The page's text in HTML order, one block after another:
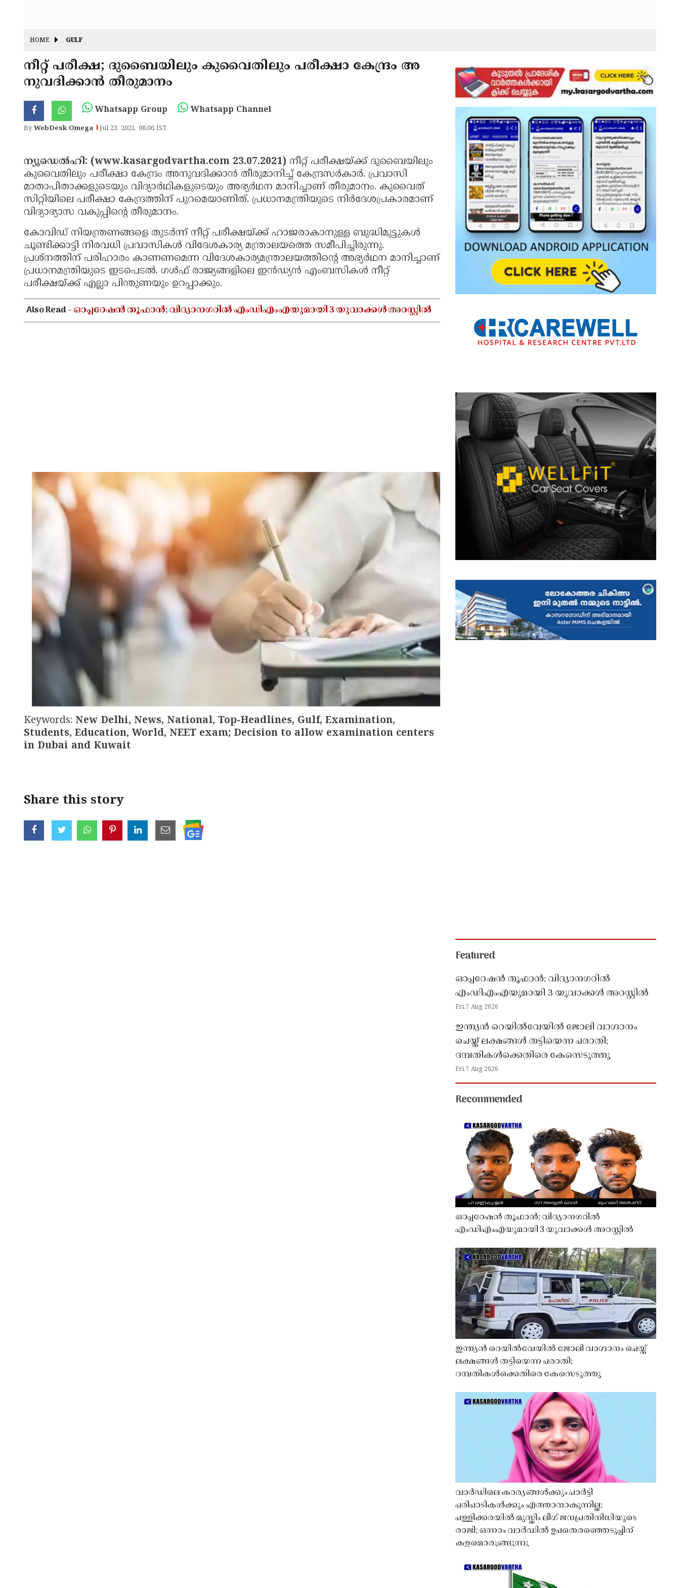
HOME GULF
നീറ്റ് പരീക്ഷ; ദുബൈയിലും കുവൈതിലും പരീക്ഷാ കേന്ദ്രം അ
നുവദിക്കാന്‍ തീരുമാനം
Whatsapp Group Whatsapp Channel
ByWebDesk Omega Jul 23, 2021, 08:06 IST
ന്യൂഡെല്‍ഹി: (www.kasargodvartha.com 23.07.2021) നീറ്റ് പരീക്ഷയ്ക്ക് ദുബൈയിലും
കുവൈതിലും പരീക്ഷാ കേന്ദ്രം അനുവദിക്കാന്‍ തീരുമാനിച്ച് കേന്ദ്രസര്‍കാര്‍. പ്രവാസി
മാതാപിതാക്കളുടെയും വിദ്യാര്‍ഥികളുടെയും അഭ്യര്‍ഥന മാനിച്ചാണ് തീരുമാനം. കുവൈത്
സിറ്റിയിലെ പരീക്ഷാ കേന്ദ്രത്തിന് പുറമെയാണിത്. പ്രധാനമന്ത്രിയുടെ നിര്‍ദേശപ്രകാരമാണ്
വിദ്യാഭ്യാസ വകുപ്പിന്റെ തീരുമാനം.
കോവിഡ് നിയന്ത്രണങ്ങളെ തുടര്‍ന്ന് നീറ്റ് പരീക്ഷയ്ക്ക് ഹാജരാകാനുള്ള ബുദ്ധിമുട്ടുകള്‍
ചൂണ്ടിക്കാട്ടി നിരവധി പ്രവാസികള്‍ വിദേശകാര്യ മന്ത്രാലയത്തെ സമീപിച്ചിരുന്നു.
പ്രശ്‌നത്തിന് പരിഹാരം കാണണമെന്ന വിദേശകാര്യമന്ത്രാലയത്തിന്റെ അഭ്യര്‍ഥന മാനിച്ചാണ്
പ്രധാനമന്ത്രിയുടെ ഇടപെടല്‍. ഗള്‍ഫ് രാജ്യങ്ങളിലെ ഇന്‍ഡ്യന്‍ എംബസികള്‍ നീറ്റ്
പരീക്ഷയ്ക്ക് എല്ലാ പിന്തുണയും ഉറപ്പാക്കും.
Also Read -ഓപ്പറേഷൻ തൂഫാൻ; വിദ്യാനഗറിൽ എംഡിഎംഎയുമായി 3 യുവാക്കൾ അറസ്റ്റിൽ
Keywords: New Delhi, News, National, Top-Headlines, Gulf, Examination,
Students, Education, World, NEET exam; Decision to allow examination centers
in Dubai and Kuwait
Share this story
Featured
ഓപ്പറേഷൻ തൂഫാൻ; വിദ്യാനഗറിൽ
എംഡിഎംഎയുമായി 3 യുവാക്കൾ അറസ്റ്റിൽ
Fri,7 Aug 2026
ഇന്ത്യൻ റെയിൽവേയിൽ ജോലി വാഗ്ദാനം
ചെയ്ത് ലക്ഷങ്ങൾ തട്ടിയെന്ന പരാതി;
ദമ്പതികൾക്കെതിരെ കേസെടുത്തു
Fri,7 Aug 2026
Recommended
ഓപ്പറേഷൻ തൂഫാൻ; വിദ്യാനഗറിൽ
എംഡിഎംഎയുമായി 3 യുവാക്കൾ അറസ്റ്റിൽ
ഇന്ത്യൻ റെയിൽവേയിൽ ജോലി വാഗ്ദാനം ചെയ്ത്
ലക്ഷങ്ങൾ തട്ടിയെന്ന പരാതി;
ദമ്പതികൾക്കെതിരെ കേസെടുത്തു
വാർഡിലെ കാര്യങ്ങൾക്കും പാർട്ടി
പരിപാടികൾക്കും എത്താനാകുന്നില്ല;
പള്ളിക്കരയിൽ മുസ്ലിം ലീഗ് ജനപ്രതിനിധിയുടെ
രാജി; ഒന്നാം വാർഡിൽ ഉപതെരഞ്ഞെടുപ്പിന്
കളമൊരുങ്ങുന്നു